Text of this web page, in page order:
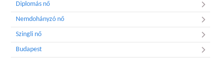
Diplomás nő
Nemdohányzó nő
Szingli nő
Budapest